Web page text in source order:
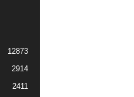
12873
2914
2411